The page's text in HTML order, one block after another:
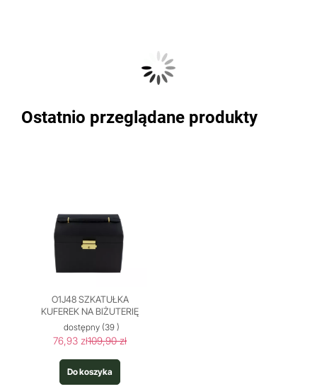
Ostatnio przeglądane produkty
O1J48 SZKATUŁKA
KUFEREK NA BIŻUTERIĘ
dostępny (39 )
76,93 zł109,90 zł
Do koszyka